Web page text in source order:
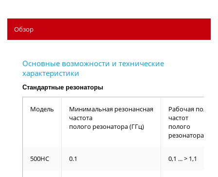
Обзор
Стандартные резонаторы
Модель
Минимальная резонансная
частота
полого резонатора (ГГц)
Рабочая полоса
частот
полого
резонатора
500HC 0.1 0,1 ... > 1,1